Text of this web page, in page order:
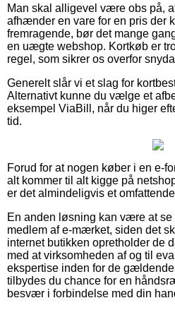
Man skal alligevel være obs på,
afhænder en vare for en pris der
fremragende, bør det mange
en uægte webshop. Kortkøb er
regel, som sikrer os overfor
Generelt slår vi et slag for
Alternativt kunne du vælge et
eksempel ViaBill, når du higer
tid.
Forud for at nogen køber i en e-
alt kommer til alt kigge på
er det almindeligvis et
En anden løsning kan være at
medlem af e-mærket, siden det
internet butikken opretholder de
med at virksomheden af og til
ekspertise inden for de
tilbydes du chance for en
besvær i forbindelse med din